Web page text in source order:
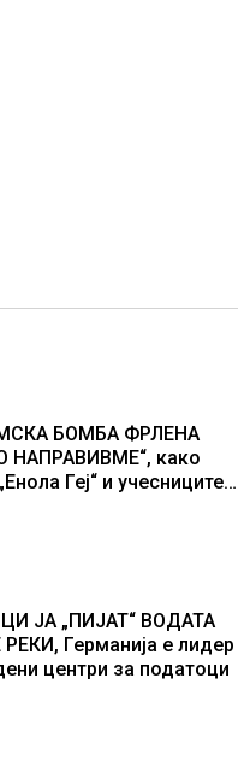
БОМБА ФРЛЕНА
како
Геј“ и учесниците
ЈА „ПИЈАТ“ ВОДАТА
Германија е лидер
центри за податоци